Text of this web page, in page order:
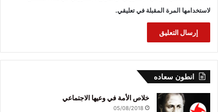
لاستخدامها المرة المقبلة في تعليقي.
انطون سعاده
خلاص الأمة في وعيها الاجتماعي
05/08/2018